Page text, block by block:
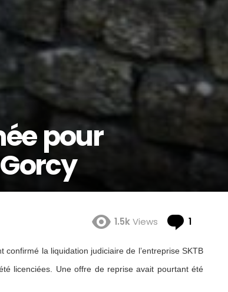
pour
1.5kViews 1
la liquidation judiciaire de l’entreprise SKTB
licenciées. Une offre de reprise avait pourtant été